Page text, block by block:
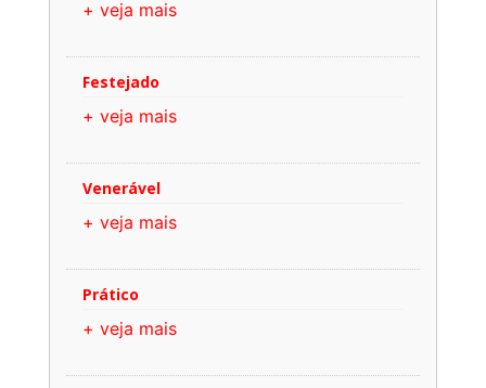
+ veja mais
Festejado
+ veja mais
Venerável
+ veja mais
Prático
+ veja mais